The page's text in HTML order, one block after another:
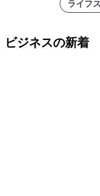
ライフ
ビジネスの新着